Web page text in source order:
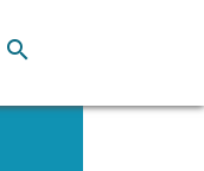
search